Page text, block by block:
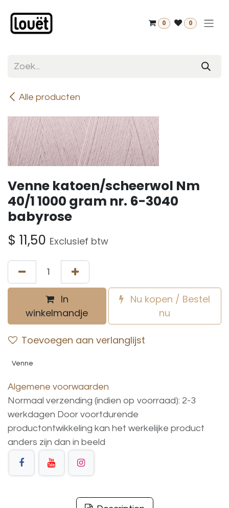
0 0
Alle producten
Venne katoen/scheerwol Nm
40/1 1000 gram nr. 6-3040
babyrose
$ 11,50 Exclusief btw
In
winkelmandje
Nu kopen / Bestel
nu
Toevoegen aan verlanglijst
Venne
Algemene voorwaarden
Normaal verzending (indien op voorraad): 2-3
werkdagen Door voortdurende
productontwikkeling kan het werkelijke product
anders zijn dan in beeld